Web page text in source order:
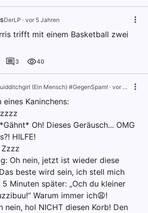
DerLP · vor 5 Jahren
trifft mit einem Basketball zwei
3 40
(Ein Mensch) #GegenSpam! · vor 4 Jahren
eines Kaninchens:
Oh! Dieses Geräusch... OMG
HILFE!
Oh nein, jetzt ist wieder diese
beste wird sein, ich stell mich
5 Minuten später: „Och du kleiner
Warum immer ich😩!
nein, hol NICHT diesen Korb! Den